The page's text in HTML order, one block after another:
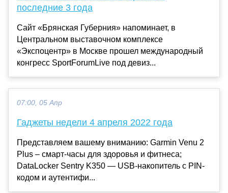
последние 3 года
Сайт «Брянская Губерния» напоминает, в
Центральном выставочном комплексе
«Экспоцентр» в Москве прошел международный
конгресс SportForumLive под девиз...
07:00, 05 Апр
Гаджеты недели 4 апреля 2022 года
Представляем вашему вниманию: Garmin Venu 2
Plus – смарт-часы для здоровья и фитнеса;
DataLocker Sentry K350 — USB-накопитель с PIN-
кодом и аутентифи...